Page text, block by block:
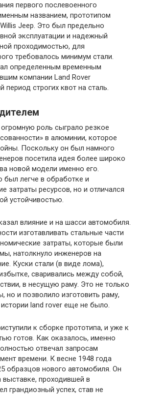
первого послевоенного
названием, прототипом
Jeep. Это был предельно
эксплуатации и надежный
проходимостью, для
требовалось минимум стали.
определенным временным
компании Land Rover
строгих квот на сталь.
роль сыграло резкое
в алюминии, которое
Поскольку он был намного
посетила идея более широко
новой модели именно его.
легче в обработке и
затраты ресурсов, но и отличался
устойчивостью.
влияние и на шасси автомобиля.
изготавливать стальные части
затраты, которые были
натолкнуло инженеров на
Куски стали (в виде лома),
сваривались между собой,
в несущую раму. Это не только
но и позволило изготовить раму,
land rover еще не было.
к сборке прототипа, и уже к
готов. Как оказалось, именно
отвечал запросам
времени. К весне 1948 года
образцов нового автомобиля. Он
проходившей в
грандиозный успех, став не